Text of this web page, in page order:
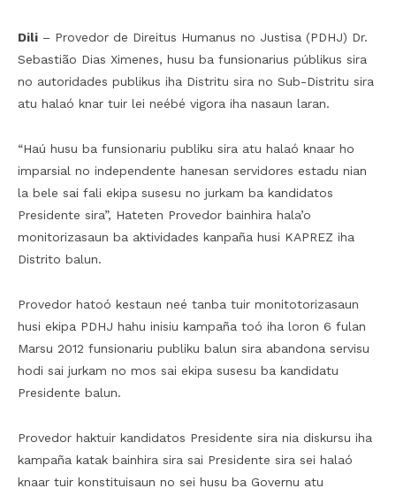
Dili – Provedor de Direitus Humanus no Justisa (PDHJ) Dr.
Sebastião Dias Ximenes, husu ba funsionarius públikus sira
no autoridades publikus iha Distritu sira no Sub-Distritu sira
atu halaó knar tuir lei neébé vigora iha nasaun laran.
“Haú husu ba funsionariu publiku sira atu halaó knaar ho
imparsial no independente hanesan servidores estadu nian
la bele sai fali ekipa susesu no jurkam ba kandidatos
Presidente sira”, Hateten Provedor bainhira hala’o
monitorizasaun ba aktividades kanpaña husi KAPREZ iha
Distrito balun.
Provedor hatoó kestaun neé tanba tuir monitotorizasaun
husi ekipa PDHJ hahu inisiu kampaña toó iha loron 6 fulan
Marsu 2012 funsionariu publiku balun sira abandona servisu
hodi sai jurkam no mos sai ekipa susesu ba kandidatu
Presidente balun.
Provedor haktuir kandidatos Presidente sira nia diskursu iha
kampaña katak bainhira sira sai Presidente sira sei halaó
knaar tuir konstituisaun no sei husu ba Governu atu